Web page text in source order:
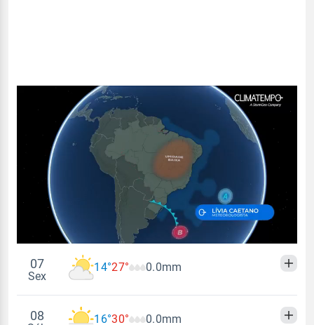
07
Sex
14°27° 0.0mm
08 16°30° 0.0mm